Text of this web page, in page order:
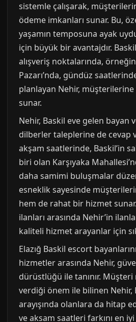
sistemle çalışarak,
ödeme imkanları sunar. Bu,
yaşamın temposuna ayak
için büyük bir avantajdır.
alışveriş noktalarında,
Pazarı’nda, gündüz
planlayan Nehir,
sunar.
Nehir, Baskil eve gelen bayan
dilberler taleplerine de cevap
akşam saatlerinde, Baskil’in
biri olan Karşıyaka
daha samimi buluşmalar
esneklik sayesinde
hem de rahat bir hizmet
ilanları arasında Nehir’in
kaliteli hizmet arayanlar için
Elazığ Baskil escort
hizmetler arasında Nehir,
dürüstlüğü ile tanınır.
verdiği önem ile bilinen Nehir,
arayışında olanlara da hitap
ve aksam saatleri farkını en